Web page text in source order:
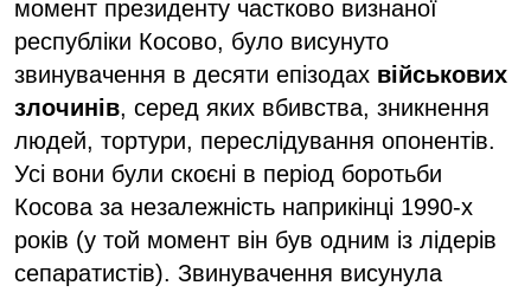
момент президенту частково визнаної
республіки Косово, було висунуто
звинувачення в десяти епізодах військових
злочинів, серед яких вбивства, зникнення
людей, тортури, переслідування опонентів.
Усі вони були скоєні в період боротьби
Косова за незалежність наприкінці 1990-х
років (у той момент він був одним із лідерів
сепаратистів). Звинувачення висунула